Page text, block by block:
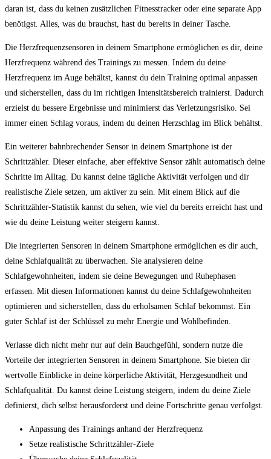
‍daran ist, ⁤dass du keinen zusätzlichen Fitnesstracker oder eine separate App
benötigst. Alles, was du brauchst, hast du bereits‍ in deiner Tasche.
Die Herzfrequenzsensoren in deinem Smartphone ermöglichen es dir, deine
Herzfrequenz während⁢ des Trainings ‍zu messen.‌ Indem du deine
Herzfrequenz im Auge behältst, kannst du dein Training optimal anpassen
und sicherstellen, dass du im richtigen Intensitätsbereich trainierst. Dadurch
erzielst du bessere Ergebnisse und minimierst das Verletzungsrisiko. Sei
immer einen Schlag voraus,⁣ indem du deinen Herzschlag im Blick behältst.
Ein⁤ weiterer bahnbrechender Sensor in deinem Smartphone ist der
Schrittzähler. Dieser einfache, aber effektive Sensor​ zählt automatisch deine
Schritte‌ im Alltag. ⁢Du kannst deine tägliche Aktivität verfolgen und dir
realistische Ziele setzen, um aktiver zu sein.​ Mit einem⁤ Blick ​auf die
Schrittzähler-Statistik kannst du ‌sehen, wie viel du ⁢bereits erreicht hast und
wie du deine Leistung weiter steigern kannst.
Die integrierten Sensoren in deinem Smartphone ermöglichen es dir auch,
deine Schlafqualität zu überwachen. Sie analysieren deine
Schlafgewohnheiten, indem sie deine Bewegungen und Ruhephasen
erfassen. Mit diesen Informationen kannst ‍du‍ deine ‍Schlafgewohnheiten
optimieren und sicherstellen, ​dass du erholsamen Schlaf bekommst. Ein
guter Schlaf ist der Schlüssel zu mehr Energie und Wohlbefinden.
Verlasse dich nicht mehr nur auf dein‍ Bauchgefühl, sondern nutze die
Vorteile der integrierten Sensoren in deinem Smartphone. ‌Sie bieten dir
wertvolle Einblicke in deine körperliche Aktivität, Herzgesundheit und
Schlafqualität. Du kannst deine Leistung steigern, indem‌ du deine Ziele
definierst, dich selbst herausforderst und deine Fortschritte genau verfolgst.
Anpassung des Trainings anhand der Herzfrequenz
Setze realistische Schrittzähler-Ziele